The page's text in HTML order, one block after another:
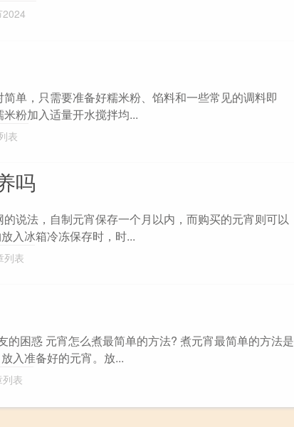
2024
单，只需要准备好糯米粉、馅料和一些常见的调料即
粉加入适量开水搅拌均...
表
吗
说法，自制元宵保存一个月以内，而购买的元宵则可以
入冰箱冷冻保存时，时...
列表
的困惑 元宵怎么煮最简单的方法? 煮元宵最简单的方法是
入准备好的元宵。放...
列表